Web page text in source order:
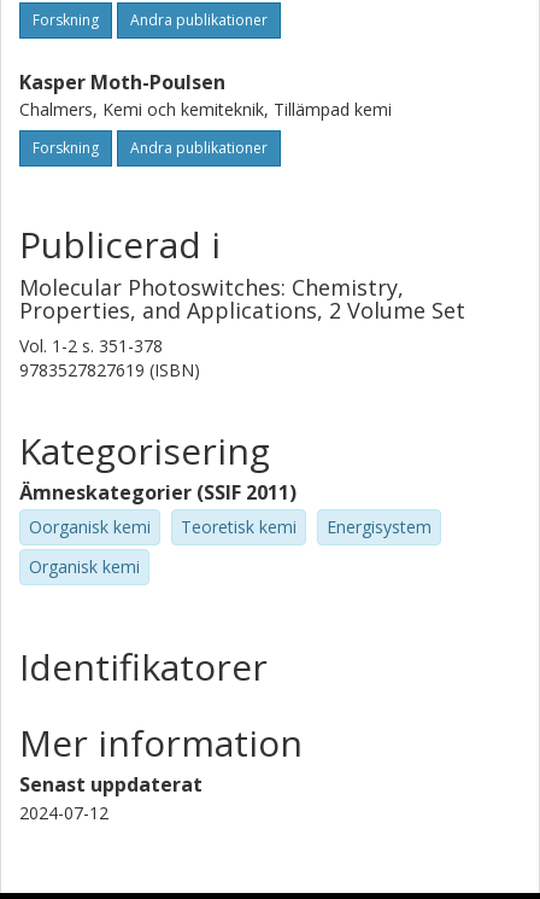
Forskning Andra publikationer
Kasper Moth-Poulsen
Chalmers, Kemi och kemiteknik, Tillämpad kemi
Forskning Andra publikationer
Publicerad i
Molecular Photoswitches: Chemistry,
Properties, and Applications, 2 Volume Set
Vol. 1-2 s. 351-378
9783527827619 (ISBN)
Kategorisering
Ämneskategorier (SSIF 2011)
Oorganisk kemi Teoretisk kemi
Energisystem
Organisk kemi
Identifikatorer
Mer information
Senast uppdaterat
2024-07-12